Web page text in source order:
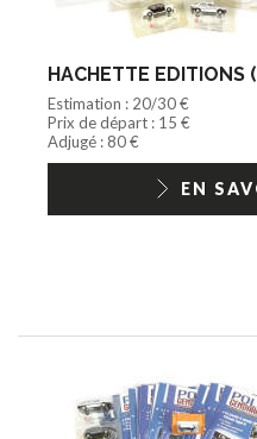
HACHETTE EDITIONS
Estimation : 20/30 €
Prix de départ : 15 €
Adjugé : 80 €
EN